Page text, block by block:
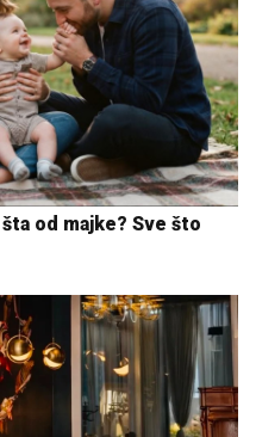
od majke? Sve što